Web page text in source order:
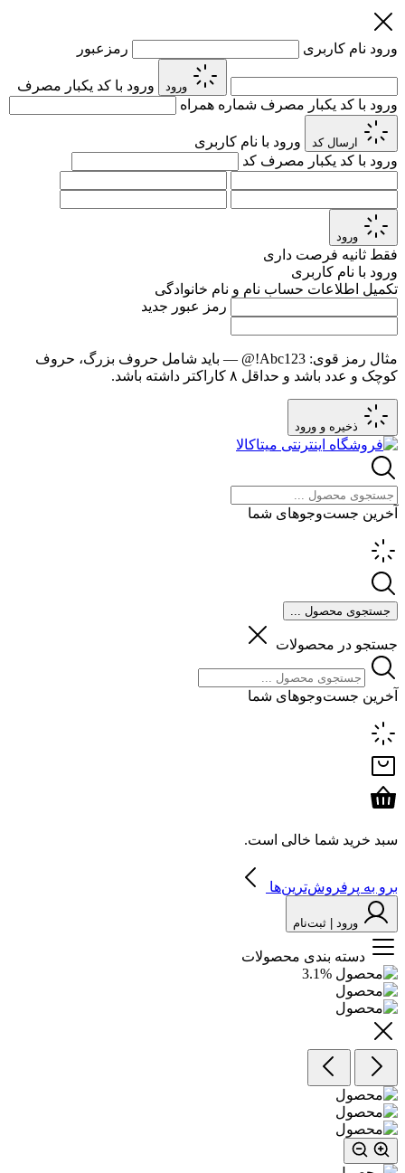
ورود نام کاربری رمزعبور
ورود
ورود با کد یکبار مصرف
ورود با کد یکبار مصرف شماره همراه
ارسال کد
ورود با نام کاربری
ورود با کد یکبار مصرف کد
ورود
فقط ثانیه فرصت داری
ورود با نام کاربری
تکمیل اطلاعات حساب نام و نام خانوادگی
رمز عبور جدید
مثال رمز قوی: Abc123!@
— باید شامل حروف بزرگ، حروف
کوچک و عدد باشد و حداقل ۸ کاراکتر داشته باشد.
ذخیره و ورود
آخرین جست‌وجوهای شما
جستجوی محصول ...
جستجو در محصولات
آخرین جست‌وجوهای شما
سبد خرید شما خالی است.
برو به پرفروش‌ترین‌ها
ورود | ثبت‌نام
دسته بندی محصولات
3.1%